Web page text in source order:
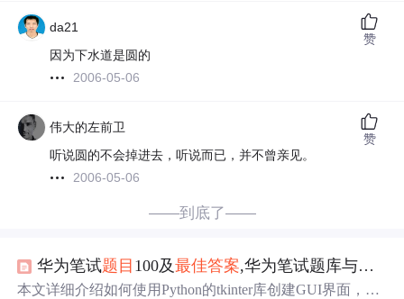
da21
因为下水道是圆的
2006-05-06
赞
伟大的左前卫
听说圆的不会掉进去，听说而已，并不曾亲见。
2006-05-06
赞
——到底了——
华为笔试题目 100及最佳答案,华为笔试题库与答案
本文详细介绍如何使用Python的tkinter库创建GUI界面，包